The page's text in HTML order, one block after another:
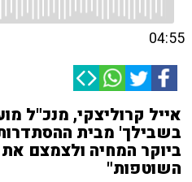
04:55
אייל קרוליצקי, מנכ"ל
בשבילך' מבית
ביוקר המחיה ולצמצם
השוטפות"